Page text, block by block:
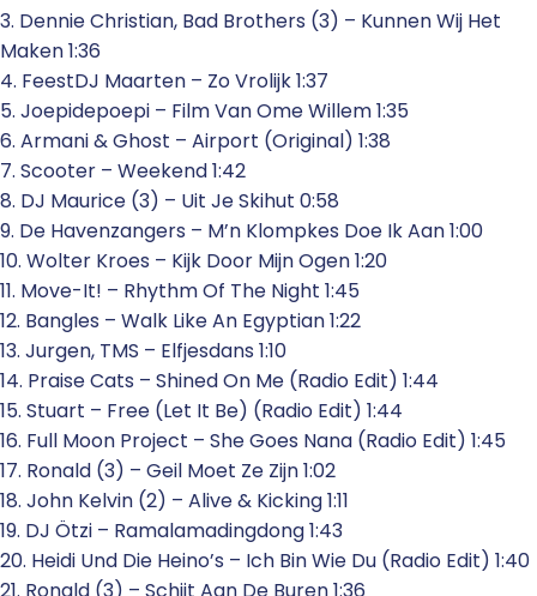
3. Dennie Christian, Bad Brothers (3) – Kunnen Wij Het
Maken 1:36
4. FeestDJ Maarten – Zo Vrolijk 1:37
5. Joepidepoepi – Film Van Ome Willem 1:35
6. Armani & Ghost – Airport (Original) 1:38
7. Scooter – Weekend 1:42
8. DJ Maurice (3) – Uit Je Skihut 0:58
9. De Havenzangers – M’n Klompkes Doe Ik Aan 1:00
10. Wolter Kroes – Kijk Door Mijn Ogen 1:20
11. Move-It! – Rhythm Of The Night 1:45
12. Bangles – Walk Like An Egyptian 1:22
13. Jurgen, TMS – Elfjesdans 1:10
14. Praise Cats – Shined On Me (Radio Edit) 1:44
15. Stuart – Free (Let It Be) (Radio Edit) 1:44
16. Full Moon Project – She Goes Nana (Radio Edit) 1:45
17. Ronald (3) – Geil Moet Ze Zijn 1:02
18. John Kelvin (2) – Alive & Kicking 1:11
19. DJ Ötzi – Ramalamadingdong 1:43
20. Heidi Und Die Heino’s – Ich Bin Wie Du (Radio Edit) 1:40